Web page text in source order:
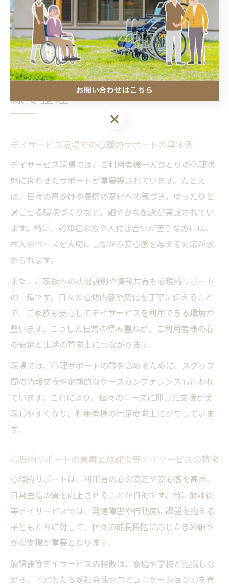
ています。心理士配置は、サービスの質と利用者満足度
を高めるための欠かせない要素と言えるでしょう。
心理的サポートとは何か現場目
線で整理
デイサービス現場での心理的サポートの具体例
デイサービス現場では、ご利用者様一人ひとりの心理状
態に合わせたサポートが重要視されています。たとえ
ば、日々の声かけや表情の変化への気づき、ゆったりと
過ごせる環境づくりなど、細やかな配慮が実践されてい
ます。特に、認知症の方や人付き合いが苦手な方には、
本人のペースを大切にしながら安心感を与える対応が求
められます。
また、ご家族への状況説明や情報共有も心理的サポート
の一環です。日々の活動内容や変化を丁寧に伝えること
で、ご家族も安心してデイサービスを利用できる環境が
整います。こうした日常の積み重ねが、ご利用者様の心
の安定と生活の質向上につながります。
現場では、心理サポートの質を高めるために、スタッフ
間の情報交換や定期的なケースカンファレンスも行われ
ています。これにより、個々のニーズに即した支援が実
現しやすくなり、利用者様の満足度向上に寄与していま
す。
心理的サポートの意義と放課後等デイサービスの特徴
心理的サポートは、利用者の心の安定や安心感を高め、
日常生活の質を向上させることが目的です。特に放課後
等デイサービスでは、発達障害や行動面に課題を抱える
子どもたちに対して、個々の成長段階に応じたきめ細や
かな支援が重要となります。
放課後等デイサービスの特徴は、家庭や学校と連携しな
がら、子どもたちが社会性やコミュニケーション力を育
お問い合わせはこちら
お問い合わせはこちら